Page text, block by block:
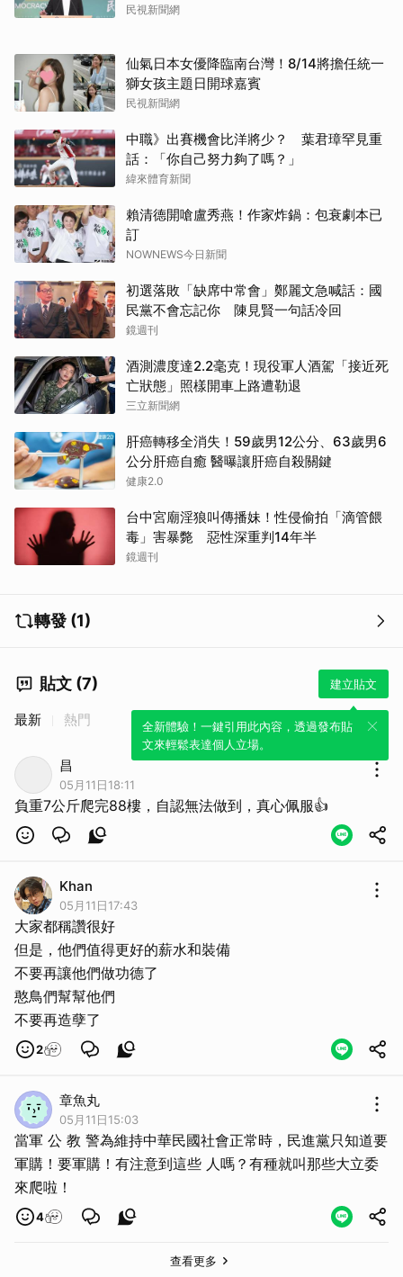
民視新聞網
仙氣日本女優降臨南台灣！8/14將擔任統一
獅女孩主題日開球嘉賓
民視新聞網
中職》出賽機會比洋將少？ 葉君璋罕見重
話：「你自己努力夠了嗎？」
緯來體育新聞
賴清德開嗆盧秀燕！作家炸鍋：包衰劇本已
訂
NOWNEWS今日新聞
初選落敗「缺席中常會」鄭麗文急喊話：國
民黨不會忘記你 陳見賢一句話冷回
鏡週刊
酒測濃度達2.2毫克！現役軍人酒駕「接近死
亡狀態」照樣開車上路遭勒退
三立新聞網
肝癌轉移全消失！59歲男12公分、63歲男6
公分肝癌自癒 醫曝讓肝癌自殺關鍵
健康2.0
台中宮廟淫狼叫傳播妹！性侵偷拍「滴管餵
毒」害暴斃 惡性深重判14年半
鏡週刊
轉發 (1)
貼文 (7) 建立貼文
全新體驗！一鍵引用此內容，透過發布貼
文來輕鬆表達個人立場。
最新 熱門
昌
05月11日18:11
負重7公斤爬完88樓，自認無法做到，真心佩服👍
Khan
05月11日17:43
大家都稱讚很好
但是，他們值得更好的薪水和裝備
不要再讓他們做功德了
憨鳥們幫幫他們
不要再造孽了
2
章魚丸
05月11日15:03
當軍 公 教 警為維持中華民國社會正常時，民進黨只知道要
軍購！要軍購！有注意到這些 人嗎？有種就叫那些大立委
來爬啦！
4
查看更多
取消